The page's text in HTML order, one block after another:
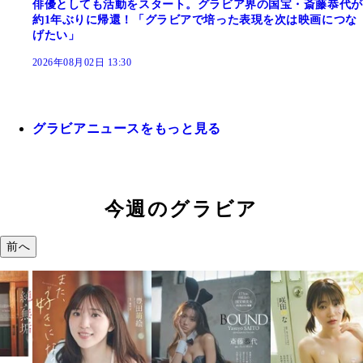
俳優としても活動をスタート。グラビア界の国宝・斎藤恭代が
約1年ぶりに帰還！「グラビアで培った表現を次は映画につな
げたい」
2026年08月02日 13:30
グラビアニュースをもっと見る
今週のグラビア
前へ